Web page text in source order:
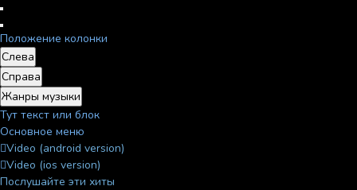
Положение колонки
Слева
Справа
Жанры музыки
Тут текст или блок
Основное меню
Video (android version)
Video (ios version)
Послушайте эти хиты